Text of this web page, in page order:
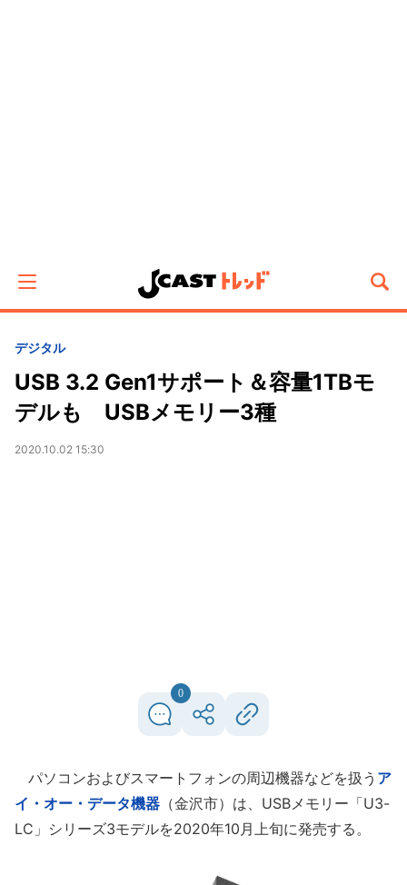
デジタル
USB 3.2 Gen1サポート＆容量1TBモ
デルも USBメモリー3種
2020.10.02 15:30
0
パソコンおよびスマートフォンの周辺機器などを扱う ア
イ・オー・データ機器 （金沢市）は、USBメモリー「U3-
LC」シリーズ3モデルを2020年10月上旬に発売する。